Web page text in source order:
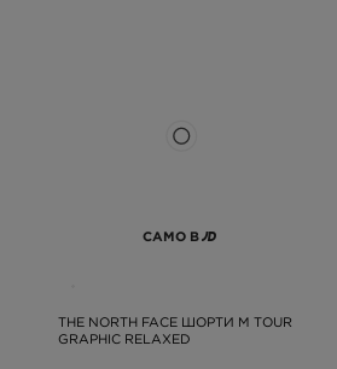
САМО В
THE NORTH FACE ШОРТИ M TOUR
GRAPHIC RELAXED